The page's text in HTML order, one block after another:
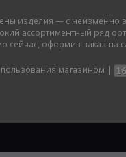
изделия — с неизменно
ряд
сейчас, оформив заказ на
магазином |